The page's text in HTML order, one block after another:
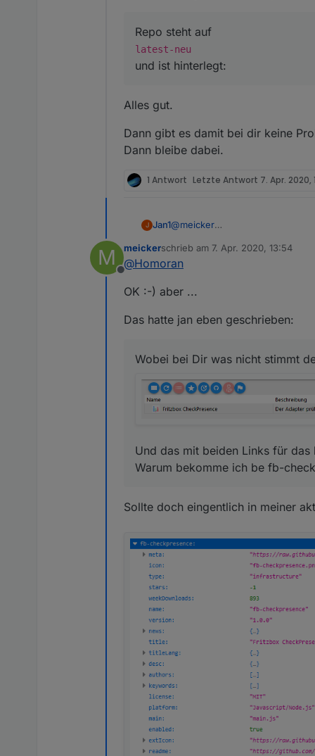
Die zwie Admin Einträge
Repo steht auf
latest-neu
und ist hinterlegt:
Alles gut.
Dann gibt es damit bei dir keine
Dann bleibe dabei.
1 Antwort Letzte Antwort 7. Apr. 2020,
J Jan1@meicker
Gebrauch und ab und an auch
würde mich deshalb auch
Wobei bei Dir was nicht stimmt
M
Offline
meickerschrieb am 7. Apr. 2020, 13:54
zuletzt editiert von
@Homoran
OK :-) aber ...
Das hatte jan eben geschrieben:
Wobei bei Dir was nicht stimmt
Und das mit beiden Links für das
Warum bekomme ich be fb-
Sollte doch eingentlich in meiner